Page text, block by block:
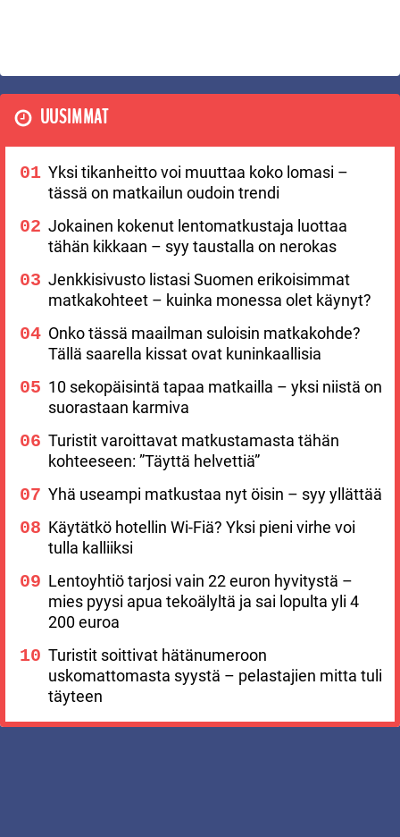
UUSIMMAT
Yksi tikanheitto voi muuttaa koko lomasi –
tässä on matkailun oudoin trendi
Jokainen kokenut lentomatkustaja luottaa
tähän kikkaan – syy taustalla on nerokas
Jenkkisivusto listasi Suomen erikoisimmat
matkakohteet – kuinka monessa olet käynyt?
Onko tässä maailman suloisin matkakohde?
Tällä saarella kissat ovat kuninkaallisia
10 sekopäisintä tapaa matkailla – yksi niistä on
suorastaan karmiva
Turistit varoittavat matkustamasta tähän
kohteeseen: ”Täyttä helvettiä”
Yhä useampi matkustaa nyt öisin – syy yllättää
Käytätkö hotellin Wi-Fiä? Yksi pieni virhe voi
tulla kalliiksi
Lentoyhtiö tarjosi vain 22 euron hyvitystä –
mies pyysi apua tekoälyltä ja sai lopulta yli 4
200 euroa
Turistit soittivat hätänumeroon
uskomattomasta syystä – pelastajien mitta tuli
täyteen